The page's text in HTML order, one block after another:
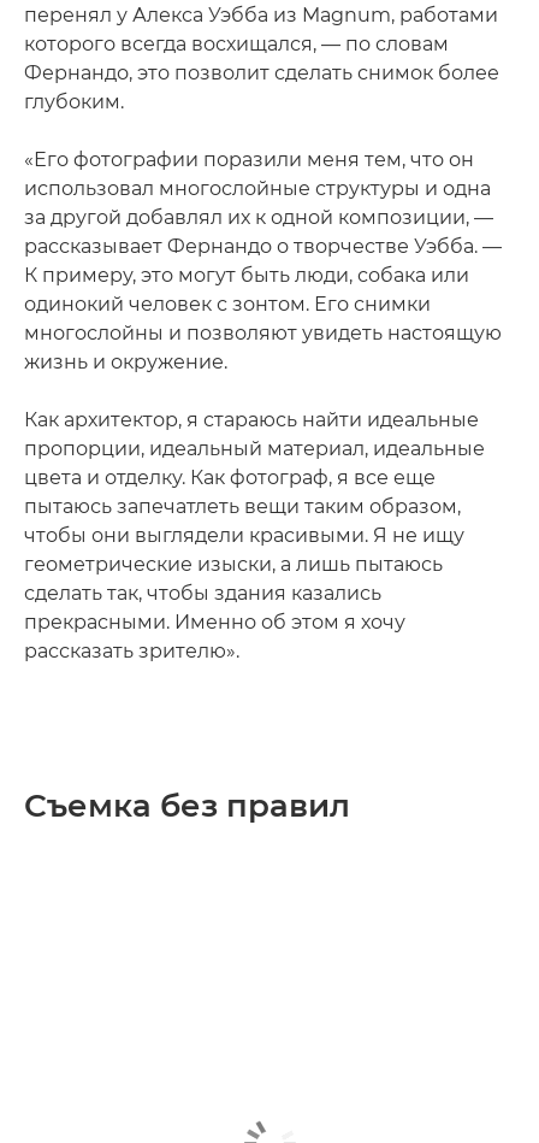
перенял у Алекса Уэбба из Magnum, работами
которого всегда восхищался, — по словам
Фернандо, это позволит сделать снимок более
глубоким.
«Его фотографии поразили меня тем, что он
использовал многослойные структуры и одна
за другой добавлял их к одной композиции, —
рассказывает Фернандо о творчестве Уэбба. —
К примеру, это могут быть люди, собака или
одинокий человек с зонтом. Его снимки
многослойны и позволяют увидеть настоящую
жизнь и окружение.
Как архитектор, я стараюсь найти идеальные
пропорции, идеальный материал, идеальные
цвета и отделку. Как фотограф, я все еще
пытаюсь запечатлеть вещи таким образом,
чтобы они выглядели красивыми. Я не ищу
геометрические изыски, а лишь пытаюсь
сделать так, чтобы здания казались
прекрасными. Именно об этом я хочу
рассказать зрителю».
Съемка без правил